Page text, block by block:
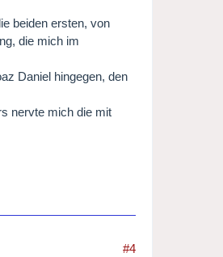
beiden ersten, von
die mich im
Daniel hingegen, den
nervte mich die mit
#4